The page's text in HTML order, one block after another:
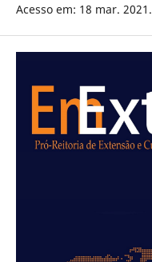
Acesso em: 18 mar. 2021.